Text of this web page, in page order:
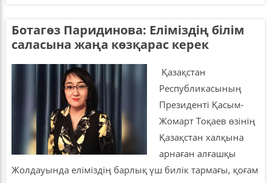
Ботагөз Паридинова: Еліміздің білім
саласына жаңа көзқарас керек
Қазақстан
Республикасының
Президенті Қасым-
Жомарт Тоқаев өзінің
Қазақстан халқына
арнаған алғашқы
Жолдауында еліміздің барлық үш билік тармағы, қоғам